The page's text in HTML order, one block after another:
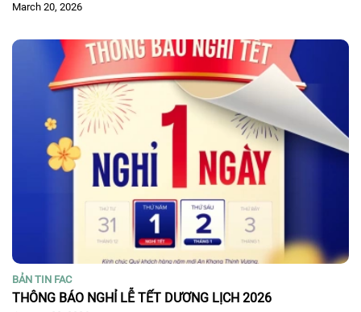
March 20, 2026
BẢN TIN FAC
THÔNG BÁO NGHỈ LỄ TẾT DƯƠNG LỊCH 2026